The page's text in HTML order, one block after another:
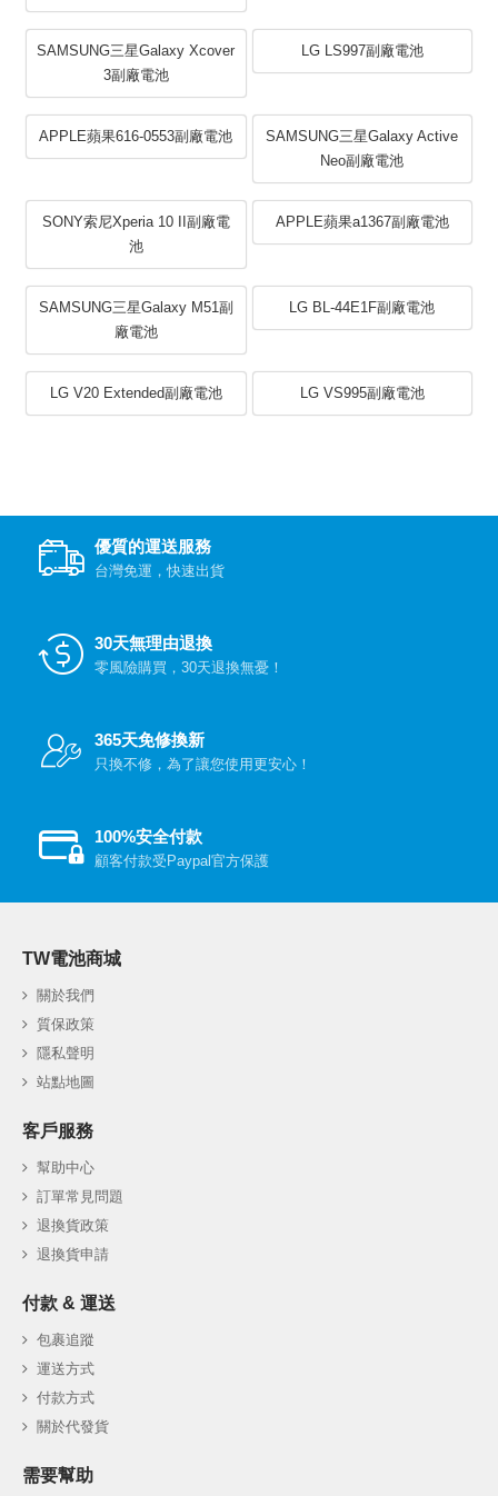
SAMSUNG三星Galaxy Xcover
3副廠電池
LG LS997副廠電池
APPLE蘋果616-0553副廠電池
SAMSUNG三星Galaxy Active
Neo副廠電池
SONY索尼Xperia 10 II副廠電
池
APPLE蘋果a1367副廠電池
SAMSUNG三星Galaxy M51副
廠電池
LG BL-44E1F副廠電池
LG V20 Extended副廠電池 LG VS995副廠電池
優質的運送服務
台灣免運，快速出貨
30天無理由退換
零風險購買，30天退換無憂！
365天免修換新
只換不修，為了讓您使用更安心！
100%安全付款
顧客付款受Paypal官方保護
TW電池商城
關於我們
質保政策
隱私聲明
站點地圖
客戶服務
幫助中心
訂單常見問題
退換貨政策
退換貨申請
付款 & 運送
包裹追蹤
運送方式
付款方式
關於代發貨
需要幫助